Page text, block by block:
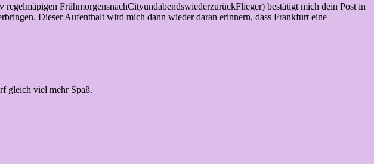
FrühmorgensnachCityundabendswiederzurückFlieger) bestätigt mich dein Post in
Dieser Aufenthalt wird mich dann wieder daran erinnern, dass Frankfurt eine
gleich viel mehr Spaß.